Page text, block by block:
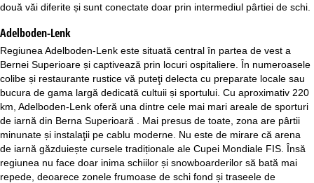
două văi diferite și sunt conectate doar prin intermediul pârtiei de schi.
Adelboden-Lenk
Regiunea Adelboden-Lenk este situată central în partea de vest a
Bernei Superioare și captivează prin locuri ospitaliere. În numeroasele
colibe și restaurante rustice vă puteţi delecta cu preparate locale sau
bucura de gama largă dedicată cultuii și sportului. Cu aproximativ 220
km, Adelboden-Lenk oferă una dintre cele mai mari areale de sporturi
de iarnă din Berna Superioară . Mai presus de toate, zona are pârtii
minunate și instalaţii pe cablu moderne. Nu este de mirare că arena
de iarnă găzduiește cursele tradiționale ale Cupei Mondiale FIS. Însă
regiunea nu face doar inima schiilor și snowboarderilor să bată mai
repede, deoarece zonele frumoase de schi fond și traseele de